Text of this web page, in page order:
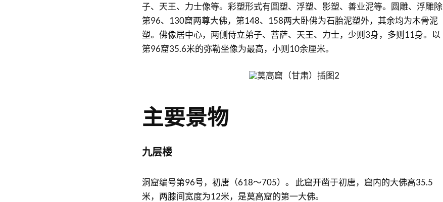
子、天王、力士像等。彩塑形式有圆塑、浮塑、影塑、善业泥等。圆雕、浮雕除
第96、130窟两尊大佛，第148、158两大卧佛为石胎泥塑外，其余均为木骨泥
塑。佛像居中心，两侧侍立弟子、菩萨、天王、力士，少则3身，多则11身。以
第96窟35.6米的弥勒坐像为最高，小则10余厘米。
主要景物
九层楼
洞窟编号第96号，初唐（618～705）。 此窟开凿于初唐，窟内的大佛高35.5
米，两膝间宽度为12米，是莫高窟的第一大佛。